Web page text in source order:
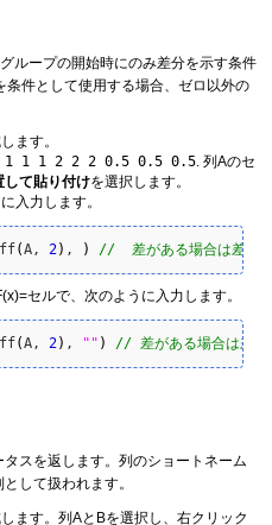
ループの開始時にのみ差分を示す条件
条件として使用する場合、ゼロ以外の
ます。
1 1 1 2 2 2 0.5 0.5 0.5. 列Aのセ
して貼り付けを選択します。
入力します。
(A, 2) , ) //  差がある場合は差を表
セルで、次のように入力します。
(A, 2) , "" ) // 差がある場合は差を
スを返します。列のショートネーム
して扱われます。
ます。列AとBを選択し、右クリック